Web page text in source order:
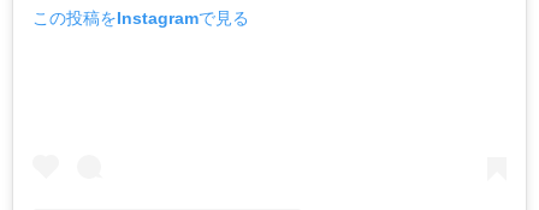
この投稿をInstagramで見る